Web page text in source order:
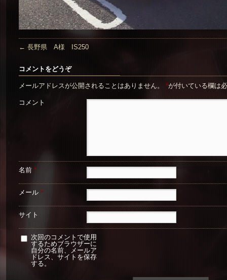
← 長野県 A様 IS250
コメントをどうぞ
メールアドレスが公開されることはありません。 *が付いている欄は
コメント
名前 *
メール *
サイト
次回のコメントで使用
するためブラウザーに
自分の名前、メールア
ドレス、サイトを保存
する。